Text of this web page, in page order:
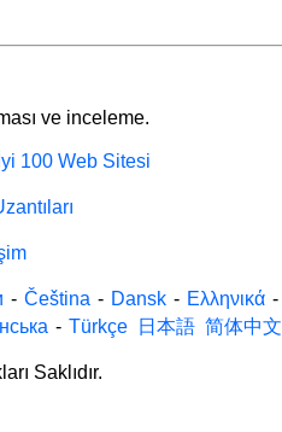
ve inceleme.
100 Web Sitesi
- Čeština - Dansk - Ελληνικά -
- Türkçe 日本語 简体中文
Saklıdır.